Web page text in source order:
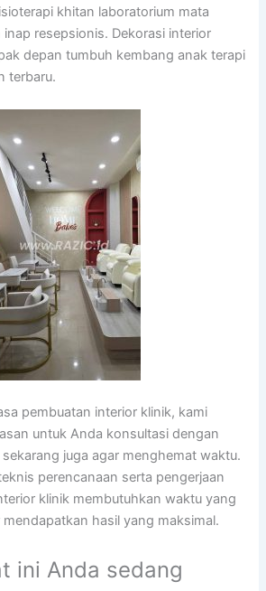
khitan laboratorium mata
resepsionis. Dekorasi interior
depan tumbuh kembang anak terapi
terbaru.
pembuatan interior klinik, kami
untuk Anda konsultasi dengan
juga agar menghemat waktu.
perencanaan serta pengerjaan
klinik membutuhkan waktu yang
hasil yang maksimal.
ini Anda sedang